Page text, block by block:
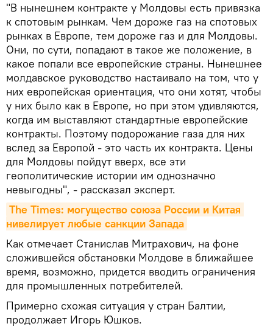
"В нынешнем контракте у Молдовы есть привязка
к спотовым рынкам. Чем дороже газ на спотовых
рынках в Европе, тем дороже газ и для Молдовы.
Они, по сути, попадают в такое же положение, в
какое попали все европейские страны. Нынешнее
молдавское руководство настаивало на том, что у
них европейская ориентация, что они хотят, чтобы
у них было как в Европе, но при этом удивляются,
когда им выставляют стандартные европейские
контракты. Поэтому подорожание газа для них
вслед за Европой - это часть их контракта. Цены
для Молдовы пойдут вверх, все эти
геополитические истории им однозначно
невыгодны", - рассказал эксперт.
The Times: могущество союза России и Китая
нивелирует любые санкции Запада
Как отмечает Станислав Митрахович, на фоне
сложившейся обстановки Молдове в ближайшее
время, возможно, придется вводить ограничения
для промышленных потребителей.
Примерно схожая ситуация у стран Балтии,
продолжает Игорь Юшков.